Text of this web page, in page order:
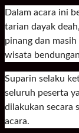
Dalam acara ini
tarian dayak
pinang dan
wisata
Suparin selaku
seluruh peserta
dilakukan secara
acara.